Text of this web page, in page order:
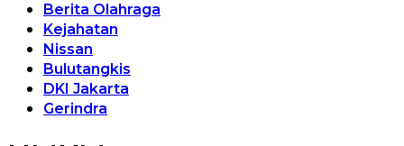
Berita Olahraga
Kejahatan
Nissan
Bulutangkis
DKI Jakarta
Gerindra